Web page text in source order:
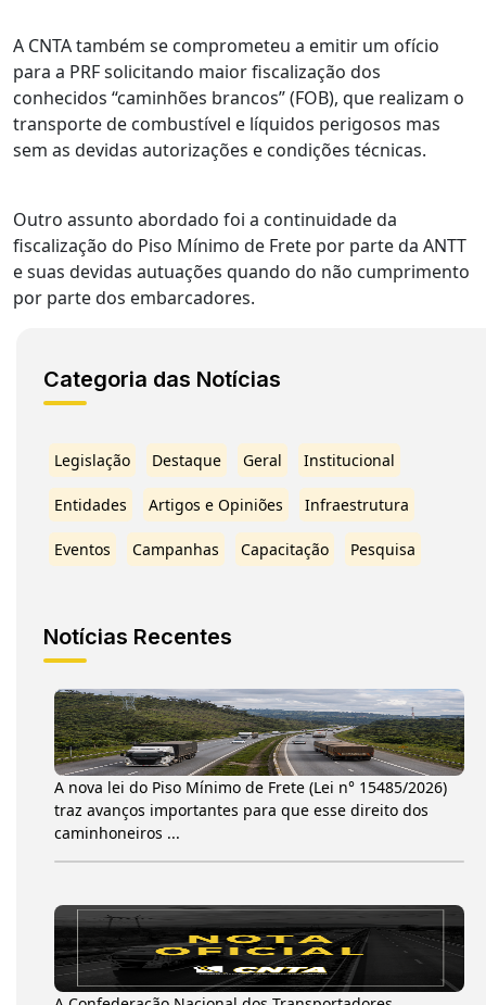
A CNTA também se comprometeu a emitir um ofício
para a PRF solicitando maior fiscalização dos
conhecidos “caminhões brancos” (FOB), que realizam o
transporte de combustível e líquidos perigosos mas
sem as devidas autorizações e condições técnicas.
Outro assunto abordado foi a continuidade da
fiscalização do Piso Mínimo de Frete por parte da ANTT
e suas devidas autuações quando do não cumprimento
por parte dos embarcadores.
Categoria das Notícias
Legislação Destaque Geral Institucional
Entidades Artigos e Opiniões Infraestrutura
Eventos Campanhas Capacitação Pesquisa
Notícias Recentes
A nova lei do Piso Mínimo de Frete (Lei n° 15485/2026)
traz avanços importantes para que esse direito dos
caminhoneiros ...